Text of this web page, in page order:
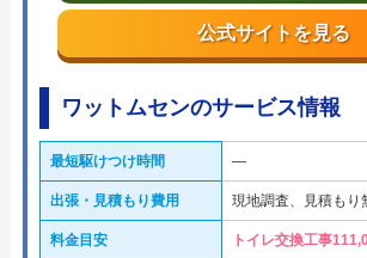
公式サイトを見る
ワットムセンのサービス情報
最短駆けつけ時間 ―
出張・見積もり費用 現地調査、見積もり
料金目安 トイレ交換工事